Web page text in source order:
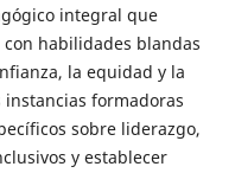
integral que
habilidades blandas
la equidad y la
formadoras
sobre liderazgo,
y establecer